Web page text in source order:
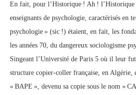
En fait, pour l’Historique ! Ah !
enseignants de psychologie, caractérisés en
psychologie » (sic !) étaient, en fait, les
les années 70, du dangereux sociologisme
Singeant l’Université de Paris 5 où il leur
structure copier-coller française, en Algérie,
« BAPE », devenu sa copie sous le nom «